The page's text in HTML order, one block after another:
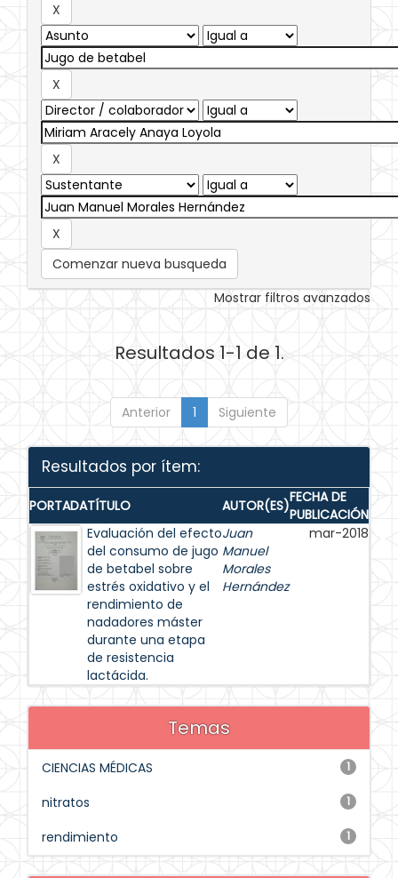
Comenzar nueva busqueda
Mostrar filtros avanzados
Resultados 1-1 de 1.
Anterior 1 Siguiente
Resultados por ítem:
PORTADATÍTULO AUTOR(ES)FECHA DE
PUBLICACIÓN
Evaluación del efecto
del consumo de jugo
de betabel sobre
estrés oxidativo y el
rendimiento de
nadadores máster
durante una etapa
de resistencia
lactácida.
Juan
Manuel
Morales
Hernández
mar-2018
Temas
1
CIENCIAS MÉDICAS
1
nitratos
1
rendimiento